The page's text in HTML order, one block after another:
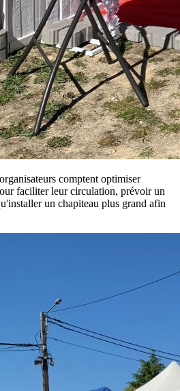
comptent optimiser
faciliter leur circulation, prévoir un
un chapiteau plus grand afin